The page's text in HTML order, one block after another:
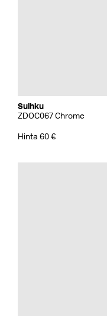
Suihku
ZDOC067 Chrome
Hinta 60 €